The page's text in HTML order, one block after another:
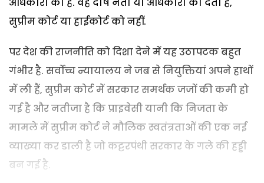
सुप्रीम कोर्ट या हाईकोर्ट को नहीं.
पर देश की राजनीति को दिशा देने में यह उठापटक बहुत
गंभीर है. सर्वोच्च न्यायालय ने जब से नियुक्तियां अपने हाथों
में ली हैं, सुप्रीम कोर्ट में सरकार समर्थक जजों की कमी हो
गई है और नतीजा है कि प्राइवेसी यानी कि निजता के
मामले में सुप्रीम कोर्ट ने मौलिक स्वतंत्रताओं की एक नई
व्याख्या कर डाली है जो कट्टरपंथी सरकार के गले की हड्डी
बन गई है.